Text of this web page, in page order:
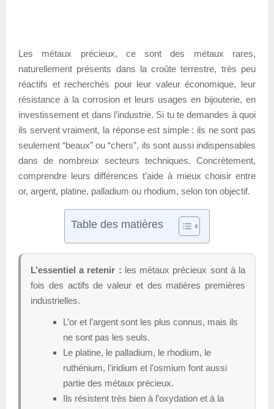
Les métaux précieux, ce sont des métaux rares,
naturellement présents dans la croûte terrestre, très peu
réactifs et recherchés pour leur valeur économique, leur
résistance à la corrosion et leurs usages en bijouterie, en
investissement et dans l’industrie. Si tu te demandes à quoi
ils servent vraiment, la réponse est simple : ils ne sont pas
seulement “beaux” ou “chers”, ils sont aussi indispensables
dans de nombreux secteurs techniques. Concrètement,
comprendre leurs différences t’aide à mieux choisir entre
or, argent, platine, palladium ou rhodium, selon ton objectif.
Table des matières
L’essentiel a retenir : les métaux précieux sont à la
fois des actifs de valeur et des matières premières
industrielles.
L’or et l’argent sont les plus connus, mais ils
ne sont pas les seuls.
Le platine, le palladium, le rhodium, le
ruthénium, l’iridium et l’osmium font aussi
partie des métaux précieux.
Ils résistent très bien à l’oxydation et à la